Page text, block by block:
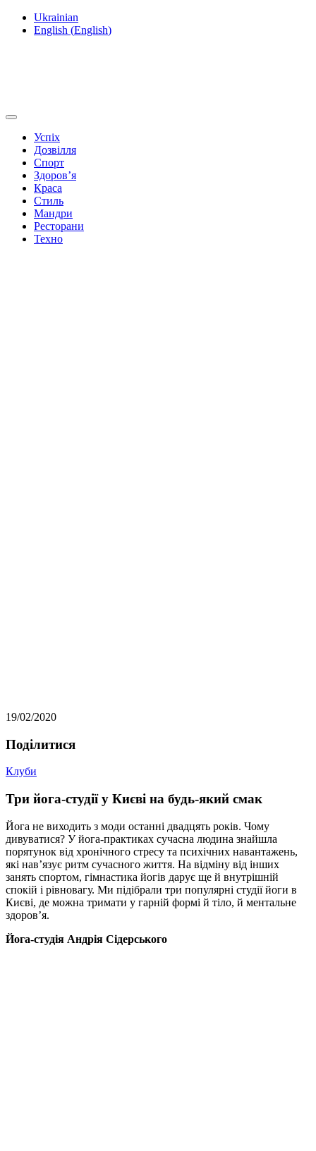
Ukrainian
English (English)
Успіх
Дозвілля
Спорт
Здоров’я
Краса
Стиль
Мандри
Ресторани
Техно
19/02/2020
Подiлитися
Клуби
Три йога-студії у Києві на будь-який смак
Йога не виходить з моди останні двадцять років. Чому
дивуватися? У йога-практиках сучасна людина знайшла
порятунок від хронічного стресу та психічних навантажень,
які нав’язує ритм сучасного життя. На відміну від інших
занять спортом, гімнастика йогів дарує ще й внутрішній
спокій і рівновагу. Ми підібрали три популярні студії йоги в
Києві, де можна тримати у гарній формі й тіло, й ментальне
здоров’я.
Йога-студія Андрія Сідерського